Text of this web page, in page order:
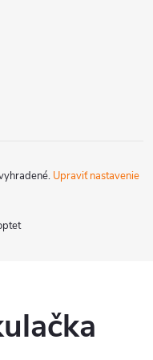
Upraviť nastavenie